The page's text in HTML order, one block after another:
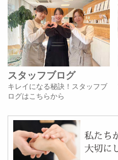
スタッフブログ
キレイになる秘訣！スタッフブ
ログはこちらから
私たち
大切に